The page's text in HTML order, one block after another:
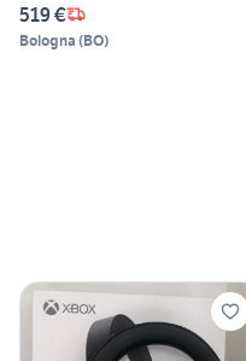
519 €
Bologna (BO)